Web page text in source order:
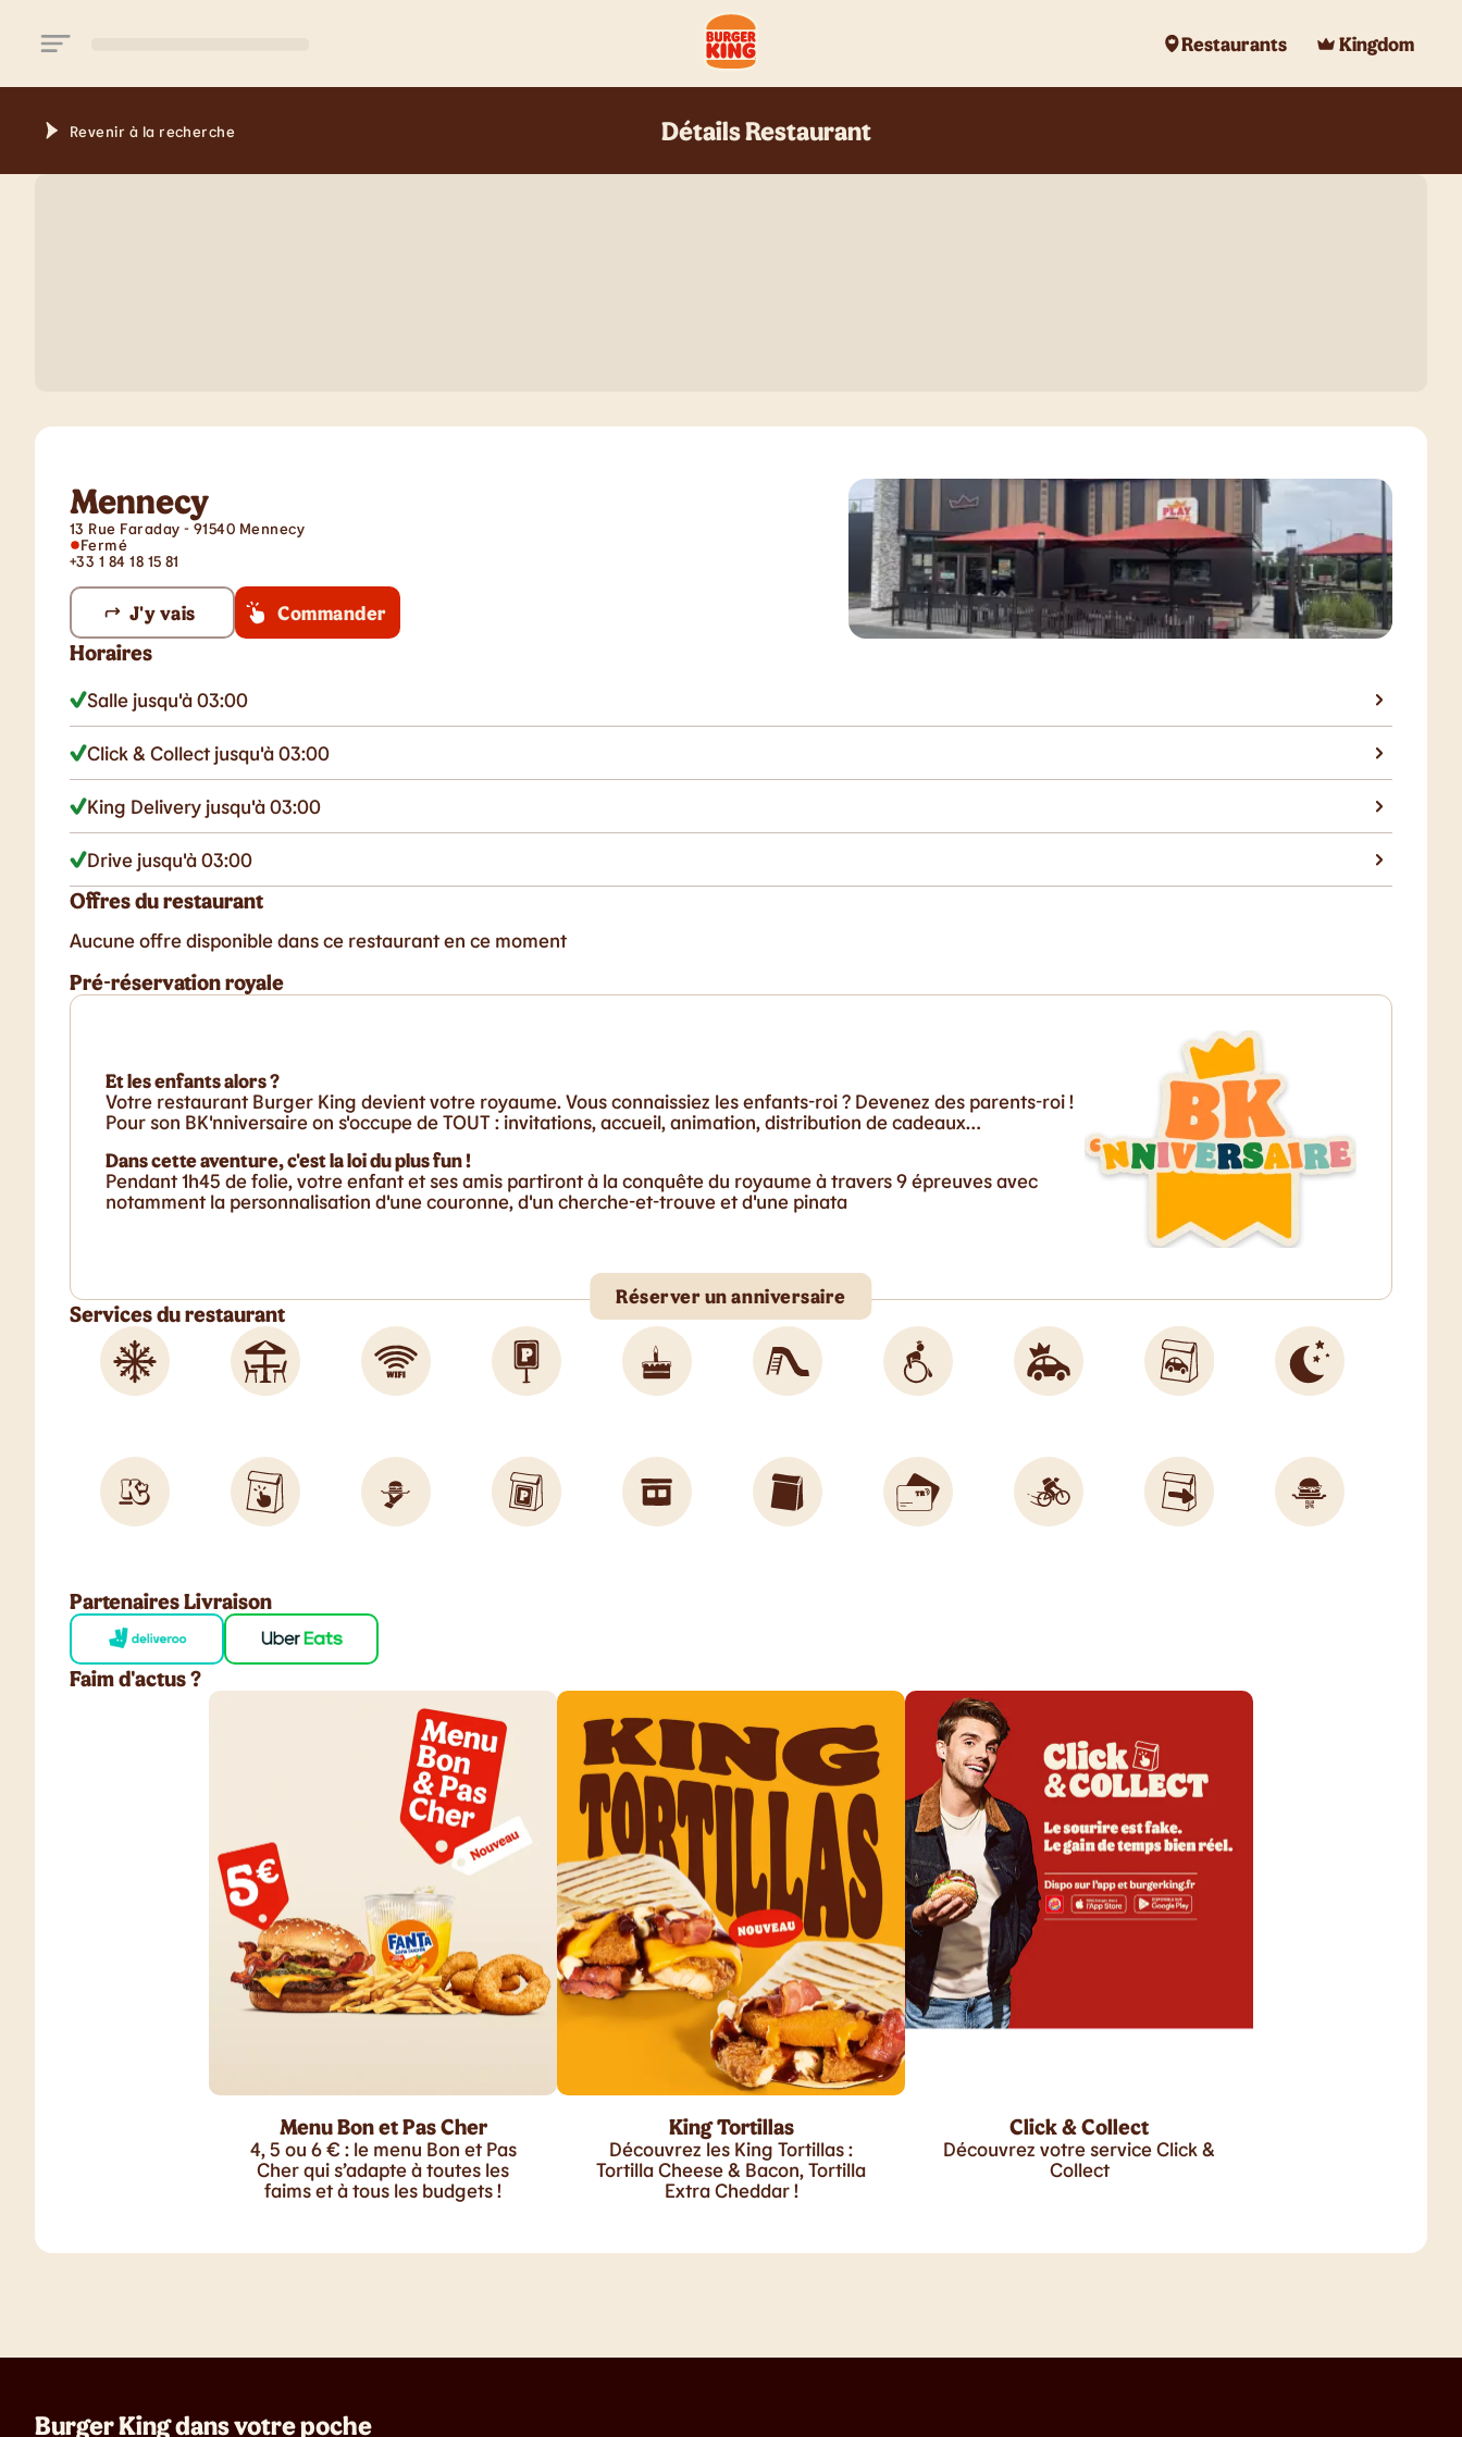
Restaurants
Kingdom
Revenir à la recherche Détails Restaurant
Mennecy
13 Rue Faraday - 91540 Mennecy
Fermé
+33 1 84 18 15 81
J'y vais Commander
Horaires
Salle jusqu'à 03:00
Click & Collect jusqu'à 03:00
King Delivery jusqu'à 03:00
Drive jusqu'à 03:00
Offres du restaurant
Aucune offre disponible dans ce restaurant en ce moment
Pré-réservation royale
Et les enfants alors ?
Votre restaurant Burger King devient votre royaume. Vous connaissiez les enfants-roi ? Devenez des parents-roi !
Pour son BK'nniversaire on s'occupe de TOUT : invitations, accueil, animation, distribution de cadeaux…
Dans cette aventure, c'est la loi du plus fun !
Pendant 1h45 de folie, votre enfant et ses amis partiront à la conquête du royaume à travers 9 épreuves avec
notamment la personnalisation d'une couronne, d'un cherche-et-trouve et d'une pinata
Réserver un anniversaire
Services du restaurant
Partenaires Livraison
Faim d'actus ?
Menu Bon et Pas Cher
4, 5 ou 6 € : le menu Bon et Pas
Cher qui s’adapte à toutes les
faims et à tous les budgets !
King Tortillas
Découvrez les King Tortillas :
Tortilla Cheese & Bacon, Tortilla
Extra Cheddar !
Click & Collect
Découvrez votre service Click &
Collect
Burger King dans votre poche